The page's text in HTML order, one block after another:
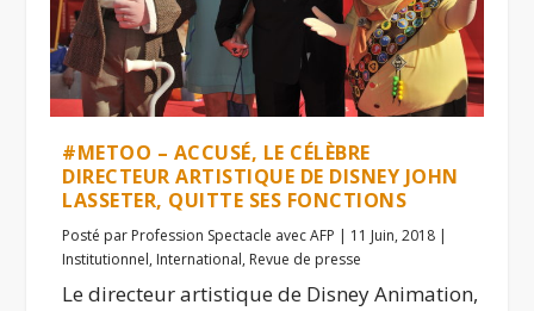
#METOO – ACCUSÉ, LE CÉLÈBRE
DIRECTEUR ARTISTIQUE DE DISNEY JOHN
LASSETER, QUITTE SES FONCTIONS
Posté par Profession Spectacle avec AFP | 11 Juin, 2018 |
Institutionnel, International, Revue de presse
Le directeur artistique de Disney Animation,